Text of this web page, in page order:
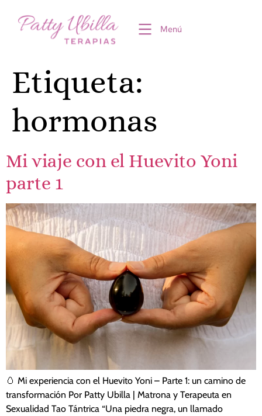
Menú
Etiqueta:
hormonas
Mi viaje con el Huevito Yoni
parte 1
🥚 Mi experiencia con el Huevito Yoni – Parte 1: un camino de
transformación Por Patty Ubilla | Matrona y Terapeuta en
Sexualidad Tao Tántrica “Una piedra negra, un llamado